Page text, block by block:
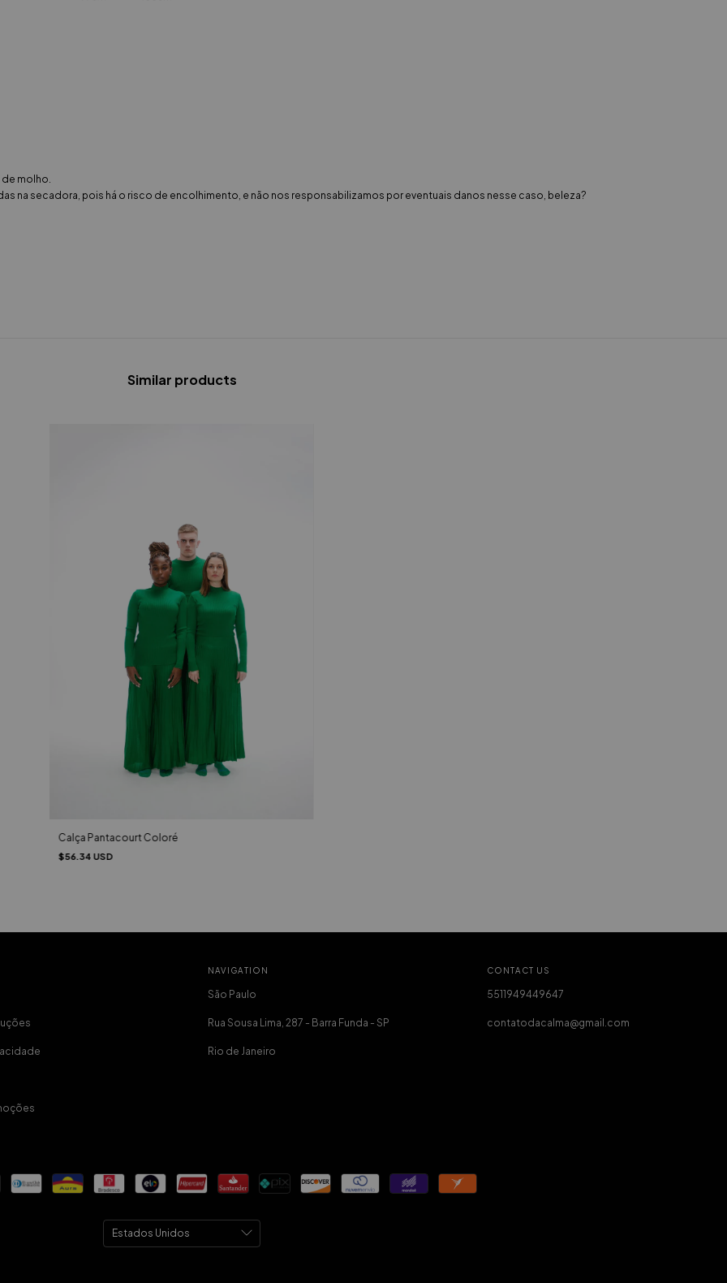
molho.
na secadora, pois há o risco de encolhimento, e não nos responsabilizamos por eventuais danos nesse caso, beleza?
Similar products
Calça Pantacourt Coloré
$56.34 USD
NAVIGATION
São Paulo
Rua Sousa Lima, 287 - Barra Funda - SP
Rio de Janeiro
CONTACT US
5511949449647
contatodacalma@gmail.com